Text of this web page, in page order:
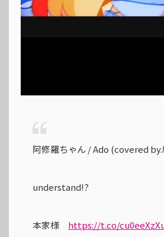
阿修羅ちゃん / Ado (covered
understand!?
本家様 https://t.co/